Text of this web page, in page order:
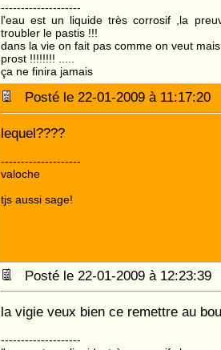
--------------------
l'eau est un liquide très corrosif ,la
troubler le pastis !!!
dans la vie on fait pas comme on veut
prost !!!!!!!! .....
ça ne finira jamais
Posté le 22-01-2009 à
lequel????
--------------------
valoche
tjs aussi sage!
Posté le 22-01-2009 à
la vigie veux bien ce remettre au
--------------------